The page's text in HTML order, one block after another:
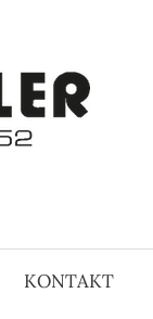
KONTAKT